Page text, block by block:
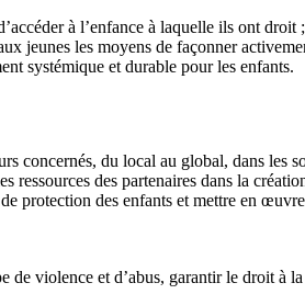
à l’enfance à laquelle ils ont droit ;
jeunes les moyens de façonner
systémique et durable pour les enfants.
concernés, du local au global, dans les
ressources des partenaires dans la
protection des enfants et mettre en
de violence et d’abus, garantir le droit à